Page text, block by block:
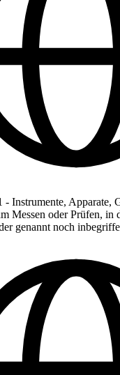
- Instrumente, Apparate,
Messen oder Prüfen, in
genannt noch